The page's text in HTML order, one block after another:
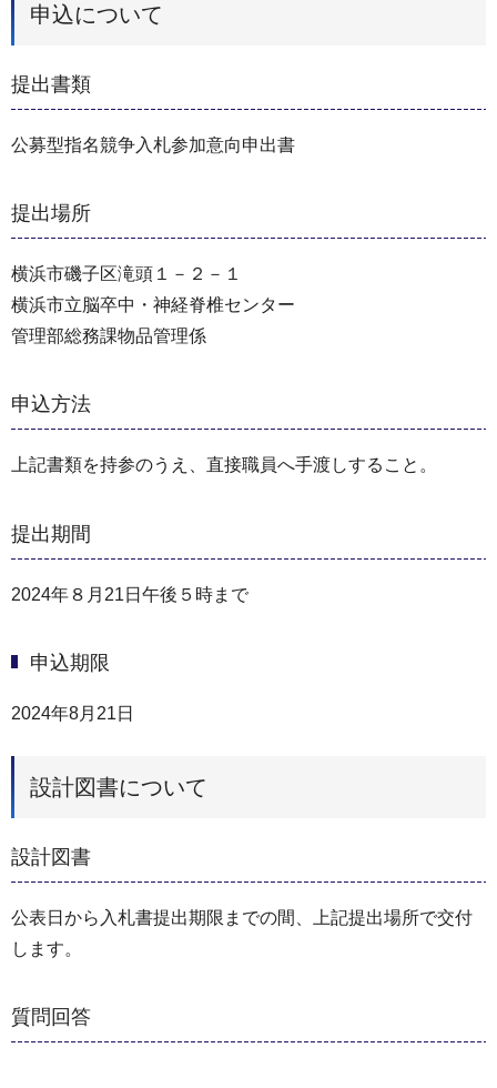
申込について
提出書類
公募型指名競争入札参加意向申出書
提出場所
横浜市磯子区滝頭１－２－１
横浜市立脳卒中・神経脊椎センター
管理部総務課物品管理係
申込方法
上記書類を持参のうえ、直接職員へ手渡しすること。
提出期間
2024年８月21日午後５時まで
申込期限
2024年8月21日
設計図書について
設計図書
公表日から入札書提出期限までの間、上記提出場所で交付
します。
質問回答